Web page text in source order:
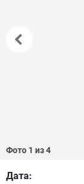
Фото 1 из 4
Дата: